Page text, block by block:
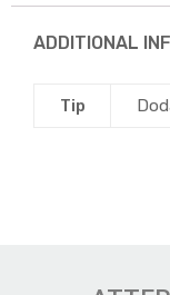
ADDITIONAL
Tip